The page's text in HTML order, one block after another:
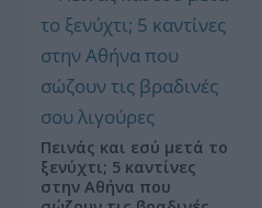
Πεινάς και εσύ μετά το
ξενύχτι; 5 καντίνες
στην Αθήνα που